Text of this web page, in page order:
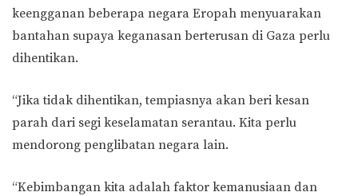
keengganan beberapa negara Eropah menyuarakan
bantahan supaya keganasan berterusan di Gaza perlu
dihentikan.
“Jika tidak dihentikan, tempiasnya akan beri kesan
parah dari segi keselamatan serantau. Kita perlu
mendorong penglibatan negara lain.
“Kebimbangan kita adalah faktor kemanusiaan dan